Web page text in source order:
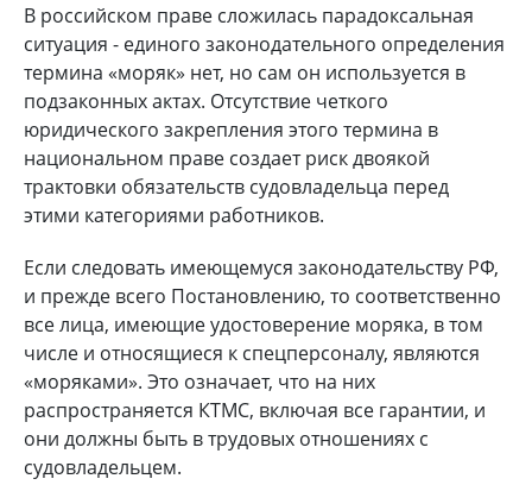
В российском праве сложилась парадоксальная
ситуация - единого законодательного определения
термина «моряк» нет, но сам он используется в
подзаконных актах. Отсутствие четкого
юридического закрепления этого термина в
национальном праве создает риск двоякой
трактовки обязательств судовладельца перед
этими категориями работников.
Если следовать имеющемуся законодательству РФ,
и прежде всего Постановлению, то соответственно
все лица, имеющие удостоверение моряка, в том
числе и относящиеся к спецперсоналу, являются
«моряками». Это означает, что на них
распространяется КТМС, включая все гарантии, и
они должны быть в трудовых отношениях с
судовладельцем.